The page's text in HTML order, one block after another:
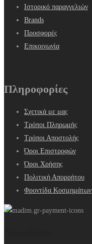
Ιστορικό παραγγελιών
Brands
Προσφορές
Επικοινωνία
Πληροφορίες
Σχετικά με μας
Τρόποι Πληρωμής
Τρόποι Αποστολής
Όροι Επιστροφών
Όροι Χρήσης
Πολιτική Απορρήτου
Φροντίδα Κοσμημάτων